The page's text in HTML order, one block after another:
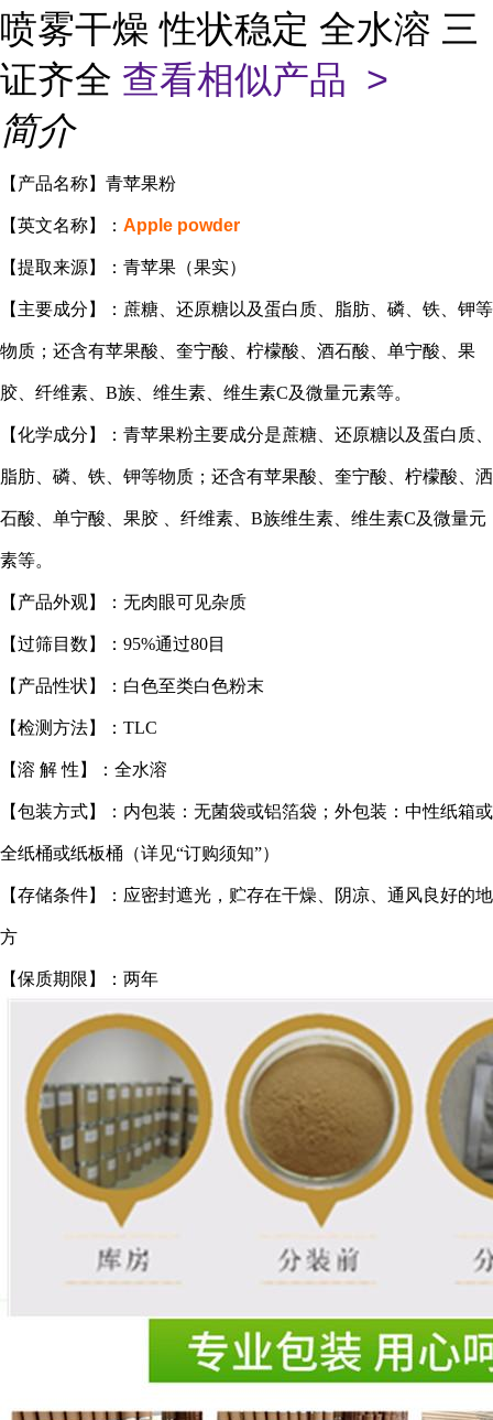
喷雾干燥 性状稳定 全水溶 三
证齐全 查看相似产品 >
简介
【产品名称】青苹果粉
【英文名称】： Apple powder
【提取来源】： 青苹果（果实）
【主要成分】：蔗糖、还原糖以及蛋白质、脂肪、磷、铁、钾等
物质；还含有苹果酸、奎宁酸、柠檬酸、酒石酸、单宁酸、果
胶、纤维素、B族、维生素、维生素C及微量元素等。
【化学成分】： 青苹果粉主要成分是蔗糖、还原糖以及蛋白质、
脂肪、磷、铁、钾等物质；还含有苹果酸、奎宁酸、柠檬酸、洒
石酸、单宁酸、果胶 、纤维素、B族维生素、维生素C及微量元
素等。
【产品外观】：无肉眼可见杂质
【过筛目数】：95%通过80目
【产品性状】：白色至类白色粉末
【检测方法】：TLC
【溶 解 性】：全水溶
【包装方式】：内包装：无菌袋或铝箔袋；外包装：中性纸箱或
全纸桶或纸板桶（详见“订购须知”）
【存储条件】：应密封遮光，贮存在干燥、阴凉、通风良好的地
方
【保质期限】：两年